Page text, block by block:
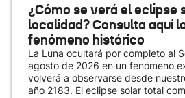
¿Cómo se verá el eclipse
localidad? Consulta aquí
fenómeno histórico
La Luna ocultará por completo al
agosto de 2026 en un fenómeno
volverá a observarse desde
año 2183. El eclipse solar total